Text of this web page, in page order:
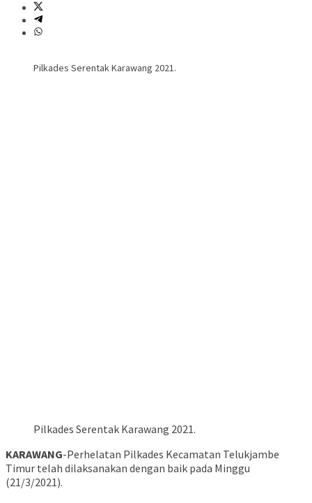
Pilkades Serentak Karawang 2021.
Pilkades Serentak Karawang 2021.
KARAWANG-Perhelatan Pilkades Kecamatan Telukjambe
Timur telah dilaksanakan dengan baik pada Minggu
(21/3/2021).